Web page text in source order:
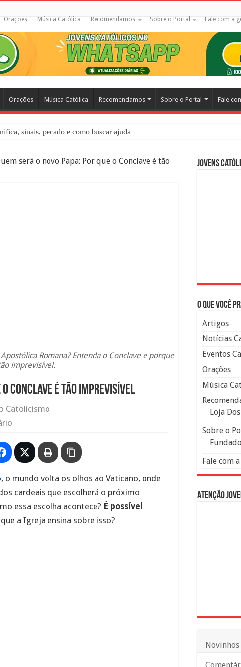
Orações Música Católica Recomendamos Sobre o Portal Fale com a
Orações Música Católica Recomendamos Sobre o Portal Fale
sinais, pecado e como buscar ajuda
Reino Não Terá Fim: O Documentário Que Vai Tocar os Católicos no
será o novo Papa: Por que o Conclave é tão
Romana? Entenda o Conclave e porque
imprevisível.
o Conclave é tão imprevisível
Catolicismo
, o mundo volta os olhos ao Vaticano, onde
cardeais que escolherá o próximo
essa escolha acontece? É possível
que a Igreja ensina sobre isso?
Jovens
O que você
Artigos
Notícias
Eventos
Orações
Música
Loja
Sobre o
Fale com
Atenção
Novinhos